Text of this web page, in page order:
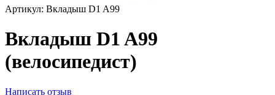
Артикул: Вкладыш D1 A99
Вкладыш D1 A99
(велосипедист)
Написать отзыв